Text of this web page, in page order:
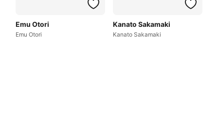
Emu Otori
Emu Otori
Kanato Sakamaki
Kanato Sakamaki